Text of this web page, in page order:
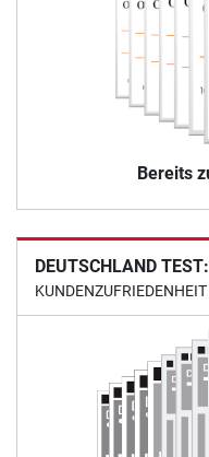
Bereits
DEUTSCHLAND